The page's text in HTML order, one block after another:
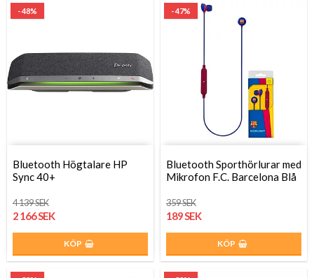
- 48%
Bluetooth Högtalare HP
Sync 40+
4 139 SEK
2 166 SEK
KÖP
- 47%
Bluetooth Sporthörlurar med
Mikrofon F.C. Barcelona Blå
359 SEK
189 SEK
KÖP